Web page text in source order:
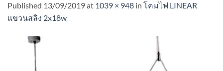
Published 13/09/2019at 1039 × 948 in โคมไฟ LINEAR
แขวนสลิง 2x18w